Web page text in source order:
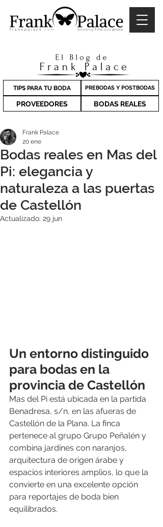
TIPS PARA TU BODA PREBODAS Y POSTBODAS
PROVEEDORES BODAS REALES
Bodas reales en Mas del
Pi: elegancia y
naturaleza a las puertas
de Castellón
Frank Palace
20 ene
Actualizado: 29 jun
Un entorno distinguido
para bodas en la
provincia de Castellón
Mas del Pi está ubicada en la partida
Benadresa, s/n, en las afueras de
Castellón de la Plana. La finca
pertenece al grupo Grupo Peñalén y
combina jardines con naranjos,
arquitectura de origen árabe y
espacios interiores amplios, lo que la
convierte en una excelente opción
para reportajes de boda bien
equilibrados.